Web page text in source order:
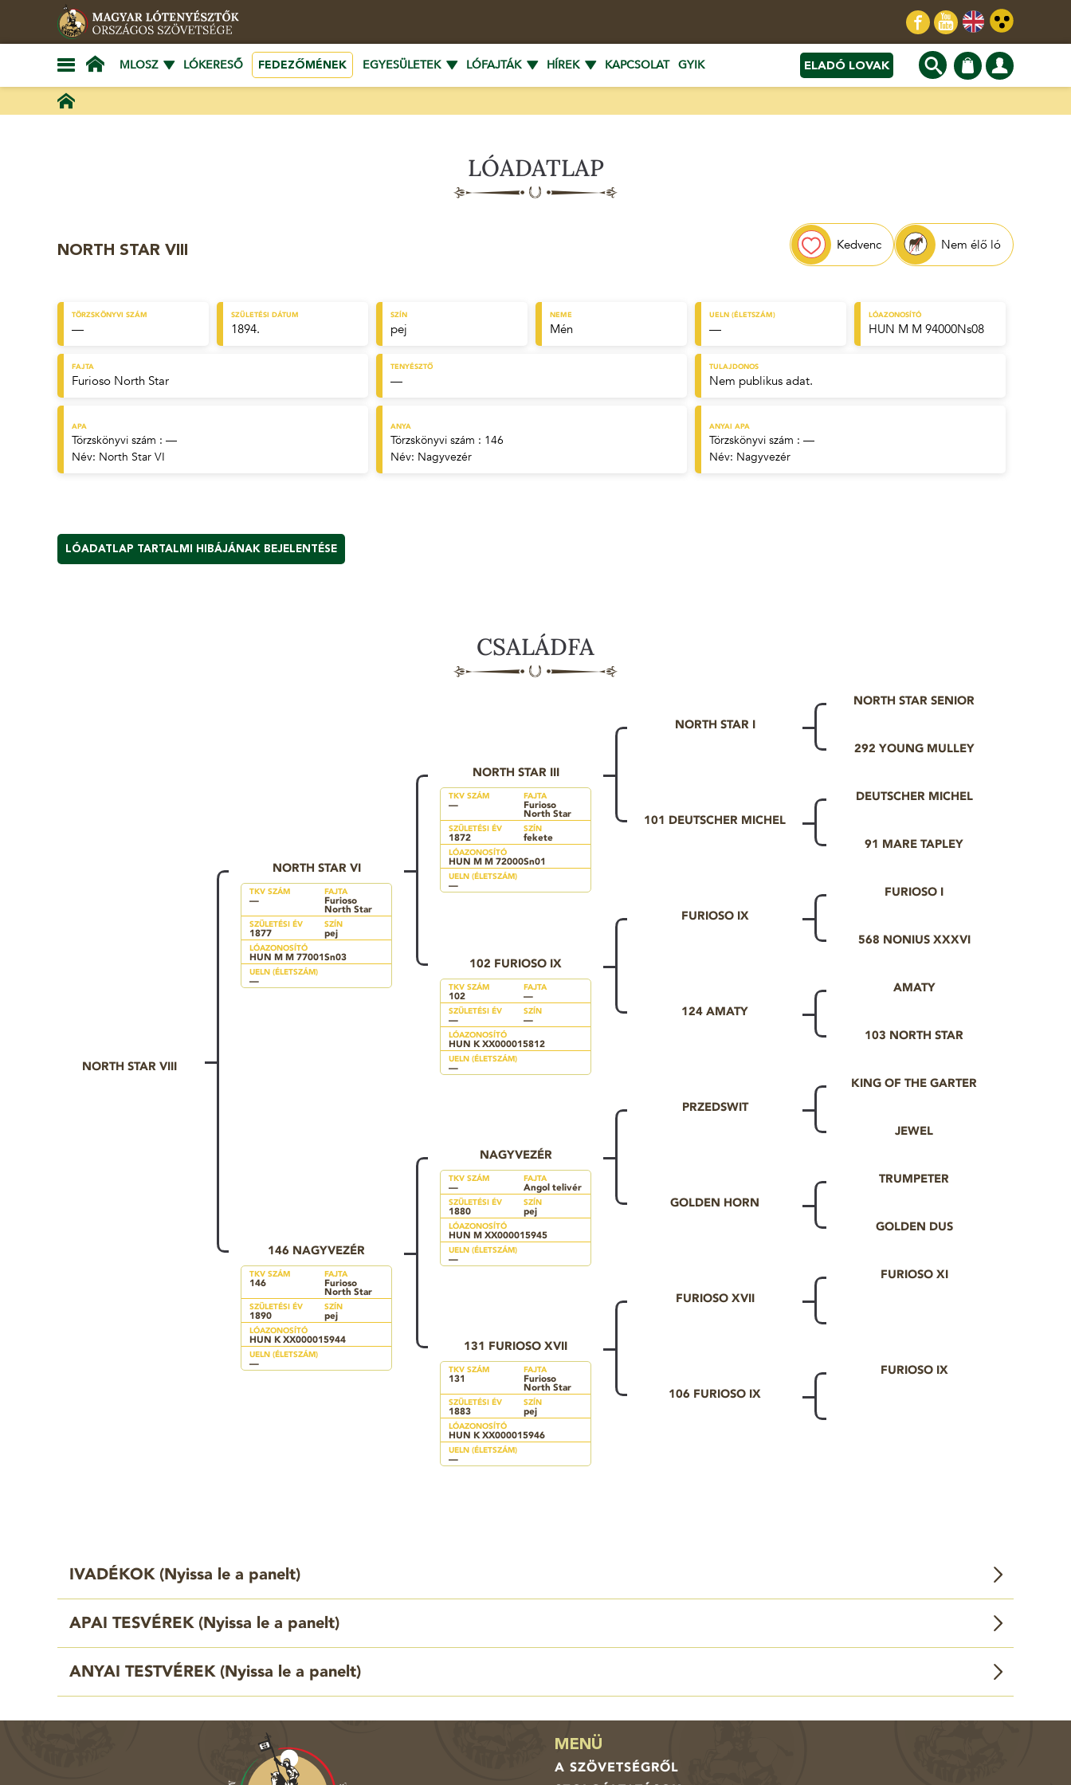
MLOSZ LÓKERESŐ FEDEZŐMÉNEK EGYESÜLETEK LÓFAJTÁK HÍREK KAPCSOLAT GYIK ELADÓ LOVAK
LÓADATLAP
NORTH STAR VIII Kedvenc Nem élő ló
TÖRZSKÖNYVI SZÁM
—
SZÜLETÉSI DÁTUM
1894.
SZÍN
pej
NEME
Mén
UELN (ÉLETSZÁM)
—
LÓAZONOSÍTÓ
HUN M M 94000Ns08
FAJTA
Furioso North Star
TENYÉSZTŐ
—
TULAJDONOS
Nem publikus adat.
APA
Törzskönyvi szám : —
Név: North Star VI
ANYA
Törzskönyvi szám : 146
Név: Nagyvezér
ANYAI APA
Törzskönyvi szám : —
Név: Nagyvezér
LÓADATLAP TARTALMI HIBÁJÁNAK BEJELENTÉSE
CSALÁDFA
NORTH STAR VIII
NORTH STAR VI
TKV SZÁM
—
FAJTA
Furioso
North Star
SZÜLETÉSI ÉV
1877
SZÍN
pej
LÓAZONOSÍTÓ
HUN M M 77001Sn03
UELN (ÉLETSZÁM)
—
NORTH STAR III
TKV SZÁM
—
FAJTA
Furioso
North Star
SZÜLETÉSI ÉV
1872
SZÍN
fekete
LÓAZONOSÍTÓ
HUN M M 72000Sn01
UELN (ÉLETSZÁM)
—
NORTH STAR I
NORTH STAR SENIOR
292 YOUNG MULLEY
101 DEUTSCHER MICHEL
DEUTSCHER MICHEL
91 MARE TAPLEY
102 FURIOSO IX
TKV SZÁM
102
FAJTA
—
SZÜLETÉSI ÉV
—
SZÍN
—
LÓAZONOSÍTÓ
HUN K XX000015812
UELN (ÉLETSZÁM)
—
FURIOSO IX
FURIOSO I
568 NONIUS XXXVI
124 AMATY
AMATY
103 NORTH STAR
146 NAGYVEZÉR
TKV SZÁM
146
FAJTA
Furioso
North Star
SZÜLETÉSI ÉV
1890
SZÍN
pej
LÓAZONOSÍTÓ
HUN K XX000015944
UELN (ÉLETSZÁM)
—
NAGYVEZÉR
TKV SZÁM
—
FAJTA
Angol telivér
SZÜLETÉSI ÉV
1880
SZÍN
pej
LÓAZONOSÍTÓ
HUN M XX000015945
UELN (ÉLETSZÁM)
—
PRZEDSWIT
KING OF THE GARTER
JEWEL
GOLDEN HORN
TRUMPETER
GOLDEN DUS
131 FURIOSO XVII
TKV SZÁM
131
FAJTA
Furioso
North Star
SZÜLETÉSI ÉV
1883
SZÍN
pej
LÓAZONOSÍTÓ
HUN K XX000015946
UELN (ÉLETSZÁM)
—
FURIOSO XVII
FURIOSO XI
106 FURIOSO IX
FURIOSO IX
IVADÉKOK ( Nyissa le a panelt)
APAI TESVÉREK ( Nyissa le a panelt)
ANYAI TESTVÉREK ( Nyissa le a panelt)
MENÜ
A SZÖVETSÉGRŐL